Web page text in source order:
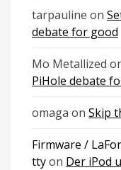
tarpauline on
debate for good
Mo Metallized
PiHole debate
omaga on Skip
Firmware /
ttyon Der iPod